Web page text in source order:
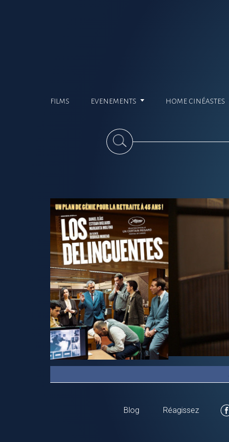
FILMS EVENEMENTS HOME CINÉASTES
Blog Réagissez